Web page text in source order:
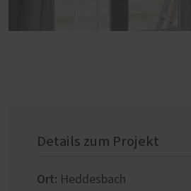
Details zum Projekt
Ort: Heddesbach